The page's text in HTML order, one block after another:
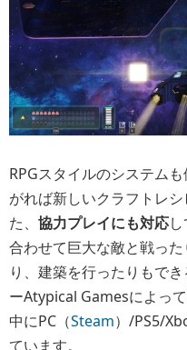
RPGスタイルのシステム
がれば新しいクラフトレ
た、 協力プレイにも対応
合わせて巨大な敵と戦っ
り、建築を行ったりもで
ーAtypical Gamesによっ
中にPC（Steam）/PS5/
ています。